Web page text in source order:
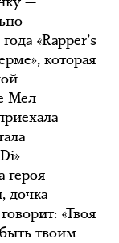
«Rapper’s
которая
Мел
героя-
дочка
«Твоя
твоим